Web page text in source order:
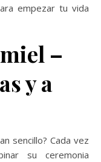
empezar tu vida
–
y a
sencillo? Cada vez
su ceremonia